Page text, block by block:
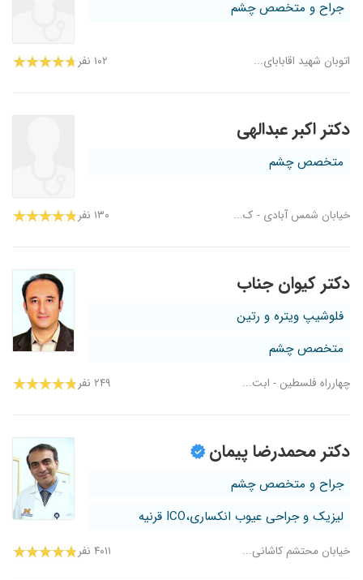
جراح و متخصص چشم
اتوبان شهید اقابابای... ۱۰۲ نفر
دکتر اکبر عبدالهی
متخصص چشم
خیابان شمس آبادی - ک... ۱۳۰ نفر
دکتر کیوان جناب
فلوشیپ ویتره و رتین
متخصص چشم
چهارراه فلسطین - ابت... ۲۴۹ نفر
دکتر محمدرضا پیمان
جراح و متخصص چشم
لیزیک و جراحی عیوب انکساری،ICO قرنیه
خیابان محتشم کاشانی... ۴۰۱۱ نفر